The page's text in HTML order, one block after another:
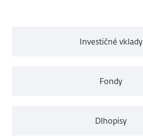
Investičné vklady
Fondy
Dlhopisy